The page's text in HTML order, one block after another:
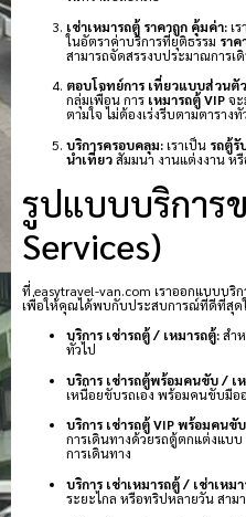
เช่าเหมารถตู้ ราคาถูก คุ้มค่า:เ
ในอัตราค่าบริการที่ยุติธรรม ราค
สามารถจัดสรรงบประมาณการเ
ตอบโจทย์การ เที่ยวแบบส่วนตั
กลุ่มเพื่อน การ เหมารถตู้ VIPจ
ตามใจ ไม่ต้องเร่งรีบตามตาราง
บริการครอบคลุม:เราเป็น รถตู้รั
นำเที่ยวสัมมนา งานแต่งงาน ห
รูปแบบบริการข
Services)
ที่ easytravel-van.com เราออกแบบบริ
เพื่อให้คุณได้พบกับประสบการณ์ที่ดีที่สุด
บริการ เช่ารถตู้ / เหมารถตู้:สำ
ทั่วไป
บริการ เช่ารถตู้พร้อมคนขับ /
เหนื่อยขับรถเอง พร้อมคนขับมือ
บริการ เช่ารถตู้ VIP พร้อมคน
การเดินทางด้วยรถตู้ตกแต่งแบบ
การเดินทาง
บริการ เช่าเหมารถตู้ / เช่าเห
ระยะไกล หรือทริปหลายวัน สาม